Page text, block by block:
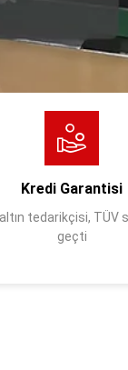
Kredi Garantisi
tedarikçisi, TÜV
geçti